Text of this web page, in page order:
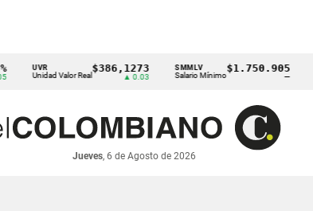
UVR
Unidad Valor Real
$386,1273
▲ 0.03
SMMLV
Salario Mínimo
$1.750.905 BRENT
Petróleo
Jueves, 6 de Agosto de 2026